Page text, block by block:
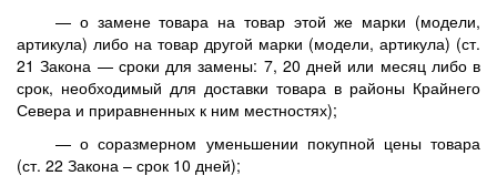
— о замене товара на товар этой же марки (модели,
артикула) либо на товар другой марки (модели, артикула) (ст.
21 Закона — сроки для замены: 7, 20 дней или месяц либо в
срок, необходимый для доставки товара в районы Крайнего
Севера и приравненных к ним местностях);
— о соразмерном уменьшении покупной цены товара
(ст. 22 Закона – срок 10 дней);